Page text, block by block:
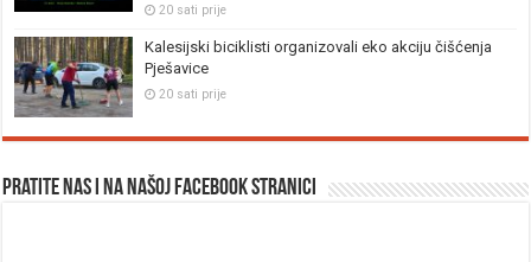
20 sati prije
Kalesijski biciklisti organizovali eko akciju čišćenja
Pješavice
20 sati prije
Pratite nas i na našoj facebook stranici